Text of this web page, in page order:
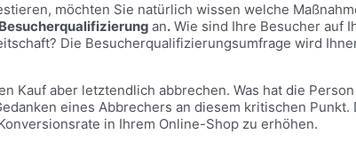
möchten Sie natürlich wissen welche
an. Wie sind Ihre Besucher auf
Die Besucherqualifizierungsumfrage wird
Kauf aber letztendlich abbrechen. Was hat die
eines Abbrechers an diesem kritischen Punkt.
in Ihrem Online-Shop zu erhöhen.